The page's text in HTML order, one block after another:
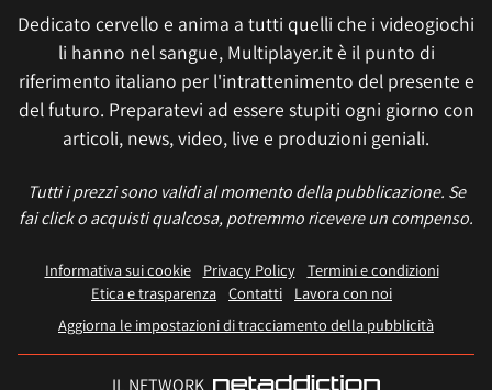
Dedicato cervello e anima a tutti quelli che i videogiochi
li hanno nel sangue, Multiplayer.it è il punto di
riferimento italiano per l'intrattenimento del presente e
del futuro. Preparatevi ad essere stupiti ogni giorno con
articoli, news, video, live e produzioni geniali.
Tutti i prezzi sono validi al momento della pubblicazione. Se
fai click o acquisti qualcosa, potremmo ricevere un compenso.
Informativa sui cookie Privacy Policy
Termini e condizioni
Etica e trasparenza Contatti
Lavora con noi
Aggiorna le impostazioni di tracciamento della pubblicità
IL NETWORK